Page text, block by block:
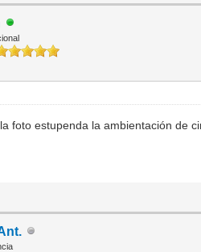
foto estupenda la ambientación de